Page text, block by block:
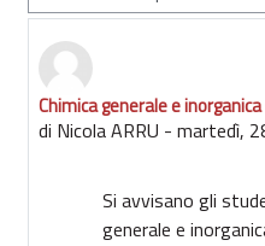
Chimica generale e inorganica
di Nicola ARRU - martedì,
Numero di risposte: 0
Si avvisano gli
generale e